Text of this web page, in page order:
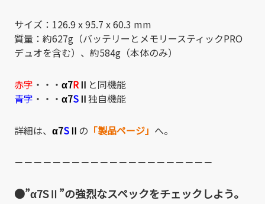
サイズ：126.9 x 95.7 x 60.3 mm
質量：約627g（バッテリーとメモリースティックPRO
デュオを含む）、約584g（本体のみ）
赤字 ・・・ α7RⅡ と同機能
青字 ・・・ α7SⅡ 独自機能
詳細は、 α7SⅡ の 「製品ページ」 へ。
－－－－－－－－－－－－－－－－－－－－－
●”α7SⅡ”の強烈なスペックをチェックしよう。